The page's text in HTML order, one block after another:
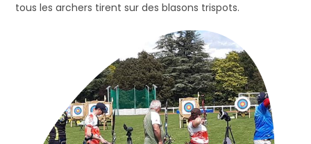
tous les archers tirent sur des blasons trispots.